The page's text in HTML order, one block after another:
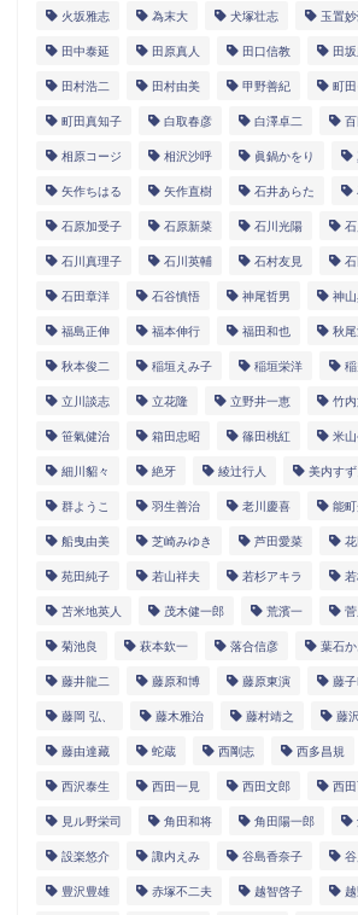
火坂雅志 為末大 犬塚壮志 玉置
田中泰延 田原真人 田口信教 田
田村浩二 田村由美 甲野善紀 町田
町田真知子 白取春彦 白澤卓二
相原コージ 相沢沙呼 眞鍋かをり
矢作ちはる 矢作直樹 石井あらた
石原加受子 石原新菜 石川光陽
石川真理子 石川英輔 石村友見
石田章洋 石谷慎悟 神尾哲男 神
福島正伸 福本伸行 福田和也 秋
秋本俊二 稲垣えみ子 稲垣栄洋
立川談志 立花隆 立野井一恵 竹
笹氣健治 箱田忠昭 篠田桃紅 米
細川貂々 絶牙 綾辻行人 美内すず
群ようこ 羽生善治 老川慶喜 能
船曳由美 芝崎みゆき 芦田愛菜
苑田純子 若山祥夫 若杉アキラ
苫米地英人 茂木健一郎 荒濱一
菊池良 萩本欽一 落合信彦 葉石か
藤井龍二 藤原和博 藤原東演 藤
藤岡 弘、 藤木雅治 藤村靖之 藤
藤由達藏 蛇蔵 西剛志 西多昌規
西沢泰生 西田一見 西田文郎 西
見ル野栄司 角田和将 角田陽一郎
設楽悠介 諏内えみ 谷島香奈子
豊沢豊雄 赤塚不二夫 越智啓子